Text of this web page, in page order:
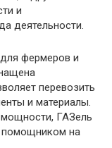
и
деятельности.
фермеров и
перевозить
и материалы.
ГАЗель
помощником на